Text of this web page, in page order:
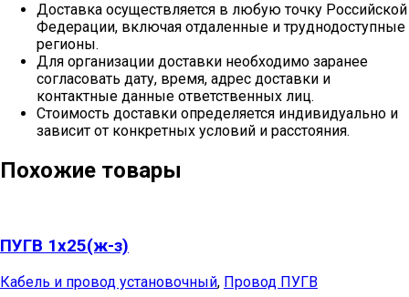
Доставка осуществляется в любую точку Российской
Федерации, включая отдаленные и труднодоступные
регионы.
Для организации доставки необходимо заранее
согласовать дату, время, адрес доставки и
контактные данные ответственных лиц.
Стоимость доставки определяется индивидуально и
зависит от конкретных условий и расстояния.
Похожие товары
ПУГВ 1х25(ж-з)
Кабель и провод установочный, Провод ПУГВ